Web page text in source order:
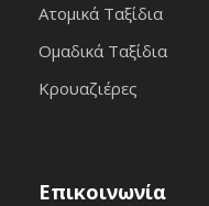
Ατομικά Ταξίδια
Ομαδικά Ταξίδια
Κρουαζιέρες
Επικοινωνία